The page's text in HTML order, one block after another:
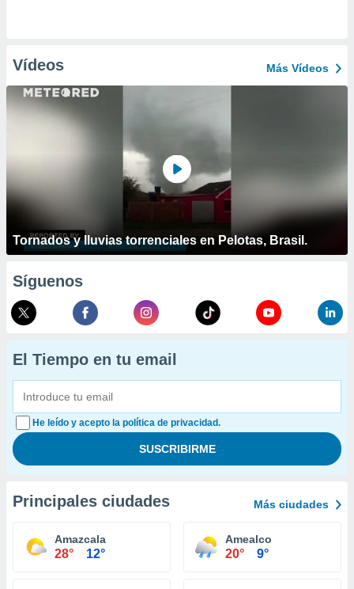
Vídeos Más Vídeos
Tornados y lluvias torrenciales en Pelotas, Brasil.
Síguenos
El Tiempo en tu email
He leído y acepto la política de privacidad.
Principales ciudades Más ciudades
Amazcala
28° 12°
Amealco
20° 9°